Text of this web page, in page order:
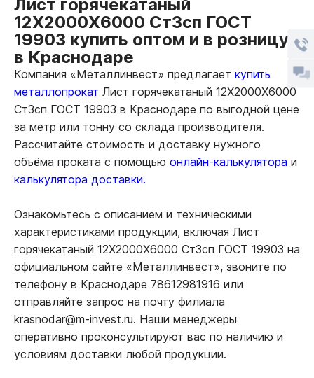
Лист горячекатаный
12Х2000Х6000 Ст3сп ГОСТ
19903 купить оптом и в розницу
в Краснодаре
Компания «Металлинвест» предлагает купить
металлопрокат Лист горячекатаный 12Х2000Х6000
Ст3сп ГОСТ 19903 в Краснодаре по выгодной цене
за метр или тонну со склада производителя.
Рассчитайте стоимость и доставку нужного
объёма проката с помощью онлайн-калькулятора и
калькулятора доставки.
Ознакомьтесь с описанием и техническими
характеристиками продукции, включая Лист
горячекатаный 12Х2000Х6000 Ст3сп ГОСТ 19903 на
официальном сайте «Металлинвест», звоните по
телефону в Краснодаре 78612981916 или
отправляйте запрос на почту филиала
krasnodar@m-invest.ru. Наши менеджеры
оперативно проконсультируют вас по наличию и
условиям доставки любой продукции.